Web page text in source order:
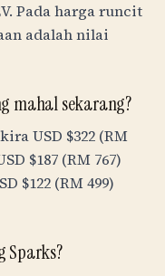
Pada harga runcit
adalah nilai
mahal sekarang?
USD $322 (RM
$187 (RM 767)
$122 (RM499)
Sparks?